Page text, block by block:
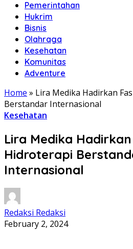
Pemerintahan
Hukrim
Bisnis
Olahraga
Kesehatan
Komunitas
Adventure
Home » Lira Medika Hadirkan
Berstandar Internasional
Kesehatan
Lira Medika
Hidroterapi
Internasional
Redaksi Redaksi
February 2, 2024